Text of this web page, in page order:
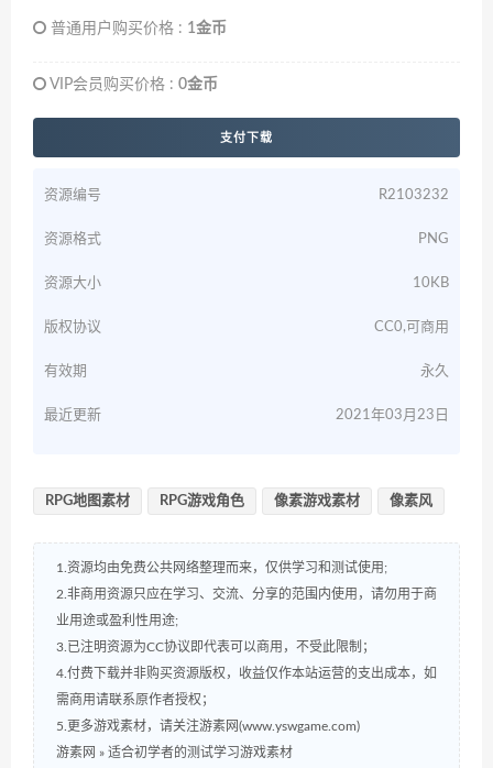
普通用户购买价格 : 1金币
VIP会员购买价格 : 0金币
支付下载
资源编号 R2103232
资源格式 PNG
资源大小 10KB
版权协议 CC0,可商用
有效期 永久
最近更新 2021年03月23日
RPG地图素材 RPG游戏角色 像素游戏素材 像素风
1.资源均由免费公共网络整理而来，仅供学习和测试使用;
2.非商用资源只应在学习、交流、分享的范围内使用，请勿用于商
业用途或盈利性用途;
3.已注明资源为CC协议即代表可以商用，不受此限制；
4.付费下载并非购买资源版权，收益仅作本站运营的支出成本，如
需商用请联系原作者授权；
5.更多游戏素材，请关注游素网(www.yswgame.com)
游素网 » 适合初学者的测试学习游戏素材